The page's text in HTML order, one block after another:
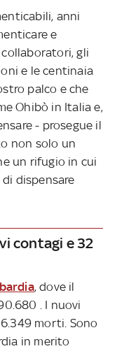
anni
e
gli
e le centinaia
palco e che
Ohibò in Italia e,
- prosegue il
non solo un
un rifugio in cui
dispensare
contagi e 32
, dove il
. I nuovi
morti. Sono
in merito